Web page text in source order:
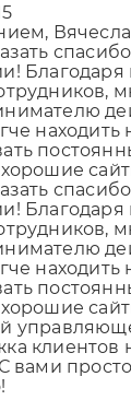
Благодаря
находить
Благодаря
находить
хорошие
клиентов
вами